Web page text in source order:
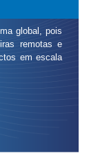
global, pois
remotas e
em escala